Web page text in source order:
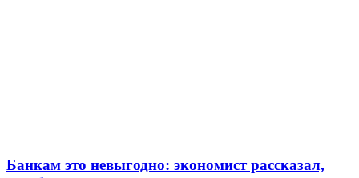
Банкам это невыгодно: экономист рассказал,